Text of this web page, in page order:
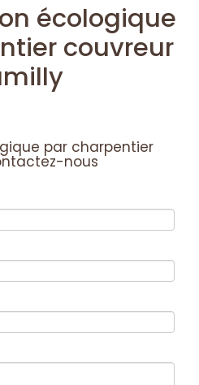
écologique
couvreur
par charpentier
nous